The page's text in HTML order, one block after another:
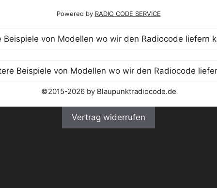
Powered by RADIO CODE SERVICE
©2015-2026 by Blaupunktradiocode.de
Vertrag widerrufen